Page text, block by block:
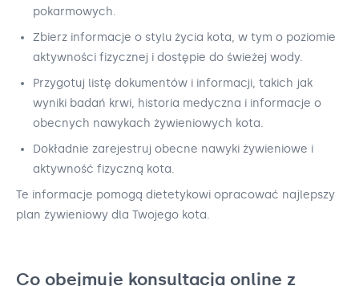
pokarmowych.
Zbierz informacje o stylu życia kota, w tym o poziomie
aktywności fizycznej i dostępie do świeżej wody.
Przygotuj listę dokumentów i informacji, takich jak
wyniki badań krwi, historia medyczna i informacje o
obecnych nawykach żywieniowych kota.
Dokładnie zarejestruj obecne nawyki żywieniowe i
aktywność fizyczną kota.
Te informacje pomogą dietetykowi opracować najlepszy
plan żywieniowy dla Twojego kota.
Co obejmuje konsultacja online z